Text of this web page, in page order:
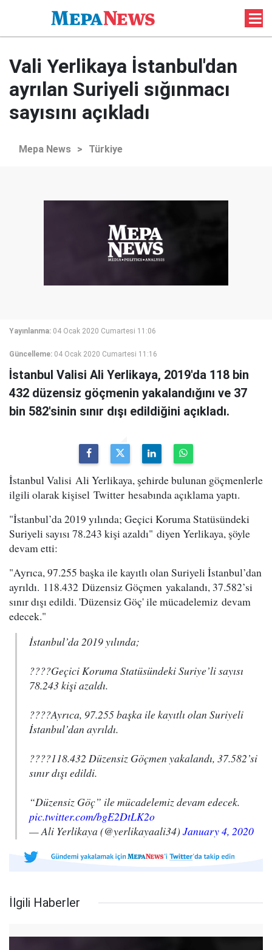
Vali Yerlikaya İstanbul'dan
ayrılan Suriyeli sığınmacı
sayısını açıkladı
Mepa News > Türkiye
Yayınlanma: 04 Ocak 2020 Cumartesi 11:06
Güncelleme: 04 Ocak 2020 Cumartesi 11:16
İstanbul Valisi Ali Yerlikaya, 2019'da 118 bin
432 düzensiz göçmenin yakalandığını ve 37
bin 582'sinin sınır dışı edildiğini açıkladı.
İstanbul Valisi Ali Yerlikaya, şehirde bulunan göçmenlerle
ilgili olarak kişisel Twitter hesabında açıklama yaptı.
"İstanbul’da 2019 yılında; Geçici Koruma Statüsündeki
Suriyeli sayısı 78.243 kişi azaldı" diyen Yerlikaya, şöyle
devam etti:
"Ayrıca, 97.255 başka ile kayıtlı olan Suriyeli İstanbul’dan
ayrıldı. 118.432 Düzensiz Göçmen yakalandı, 37.582’si
sınır dışı edildi. 'Düzensiz Göç' ile mücadelemiz devam
edecek."
İstanbul’da 2019 yılında;
????Geçici Koruma Statüsündeki Suriye’li sayısı
78.243 kişi azaldı.
????Ayrıca, 97.255 başka ile kayıtlı olan Suriyeli
İstanbul’dan ayrıldı.
????118.432 Düzensiz Göçmen yakalandı, 37.582’si
sınır dışı edildi.
“Düzensiz Göç” ile mücadelemiz devam edecek.
pic.twitter.com/bgE2DtLK2o
— Ali Yerlikaya (@yerlikayaali34) January 4, 2020
İlgili Haberler